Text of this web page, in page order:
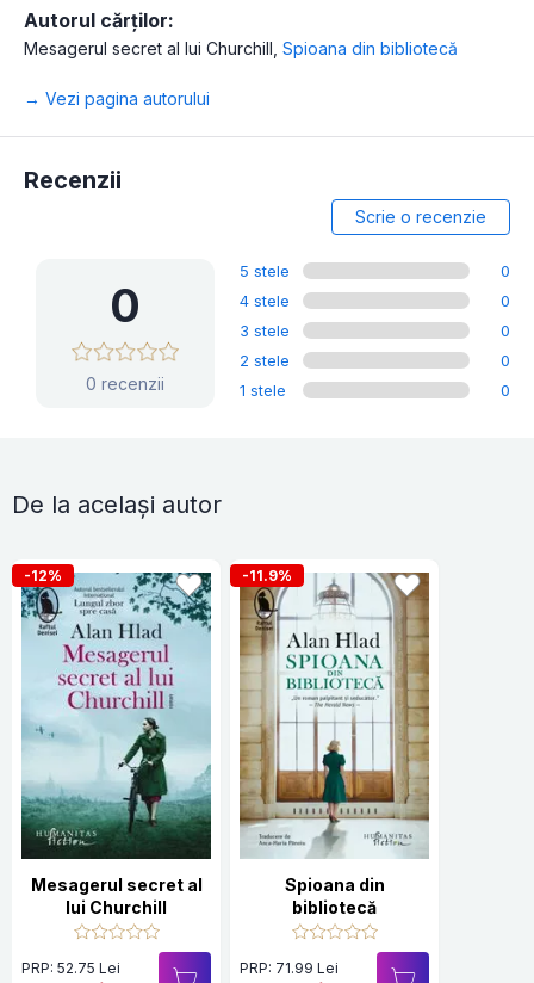
Autorul cărților:
Mesagerul secret al lui Churchill Spioana din bibliotecă
→ Vezi pagina autorului
Recenzii
Scrie o recenzie
0
0 recenzii
5 stele
0
4 stele
0
3 stele
0
2 stele
0
1 stele
0
De la același autor
-12%
Mesagerul secret al
lui Churchill
PRP: 52.75 Lei
-11.9%
Spioana din
bibliotecă
PRP: 71.99 Lei